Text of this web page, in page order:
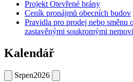
Projekt Otevřené brány
Ceník pronájmů obecních budov
Pravidla pro prodej nebo směnu
zastavěnými soukromými
Kalendář
Srpen2026